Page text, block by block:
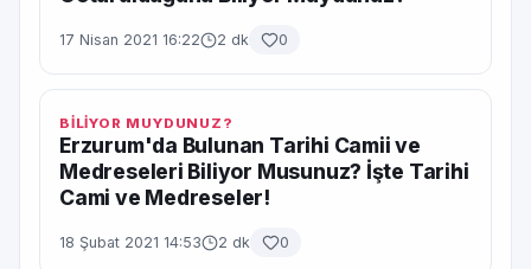
17 Nisan 2021 16:22 2 dk 0
BİLİYOR MUYDUNUZ?
Erzurum'da Bulunan Tarihi Camii ve
Medreseleri Biliyor Musunuz? İşte Tarihi
Cami ve Medreseler!
18 Şubat 2021 14:53 2 dk 0